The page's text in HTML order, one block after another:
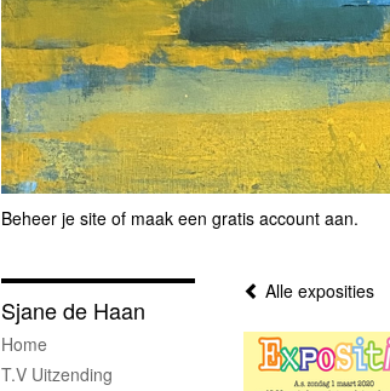
Beheer je site of maak een gratis account aan.
Alle exposities
Sjane de Haan
Home
T.v Uitzending